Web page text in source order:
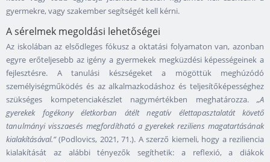
gyermekre, vagy szakember segítségét kell kérni.
A sérelmek megoldási lehetőségei
Az iskolában az elsődleges fókusz a oktatási folyamaton van, azonban
egyre erőteljesebb az igény a gyermekek megküzdési képességeinek a
fejlesztésre. A tanulási készségeket a mögöttük meghúzódó
személyiségműködés és az alkalmazkodáshoz és teljesítőképességhez
szükséges kompetenciakészlet nagymértékben meghatározza. „A
gyerekek fogékony életkorban átélt negatív élettapasztalatát követő
tanulmányi visszaesés megfordítható a gyerekek reziliens magatartásának
kialakításával.”(Podlovics, 2021, 71.). A szerző kiemeli, hogy a reziliencia
kialakítását az alábbi tényezők segíthetik: a reflexió, a diákok